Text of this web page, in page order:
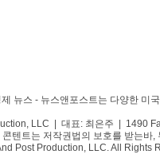
제 뉴스 - 뉴스앤포스트는 다양한 미
LLC | 대표: 최은주 | 1490
텐트는 저작권법의 보호를 받는바,
Post Production, LLC. All Rights